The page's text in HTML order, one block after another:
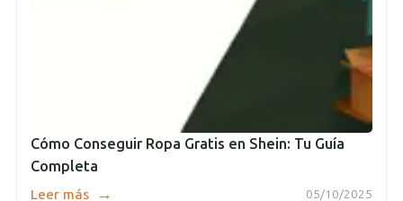
Cómo Conseguir Ropa Gratis en Shein: Tu Guía
Completa
05/10/2025
Leer más →